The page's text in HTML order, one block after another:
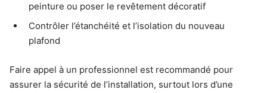
peinture ou poser le revêtement décoratif
Contrôler l’étanchéité et l’isolation du nouveau
plafond
Faire appel à un professionnel est recommandé pour
assurer la sécurité de l’installation, surtout lors d’une